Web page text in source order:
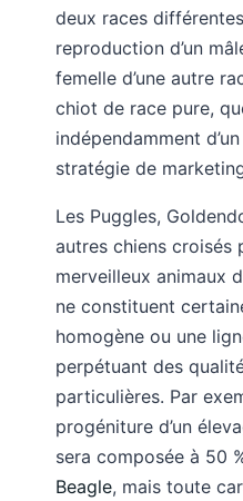
deux races
reproduction d’un
femelle d’une autre
chiot de race pure,
indépendamment
stratégie de
Les Puggles,
autres chiens croisés
merveilleux animaux
ne constituent
homogène ou une
perpétuant des
particulières. Par
progéniture d’un
sera composée à 50
Beagle, mais toute